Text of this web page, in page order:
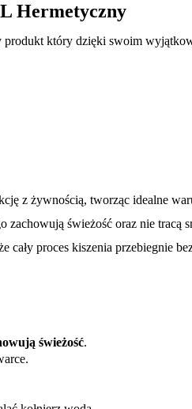
Hermetyczny
który dzięki swoim
z żywnością, tworząc idealne
świeżość oraz nie tracą
proces kiszenia przebiegnie
świeżość.